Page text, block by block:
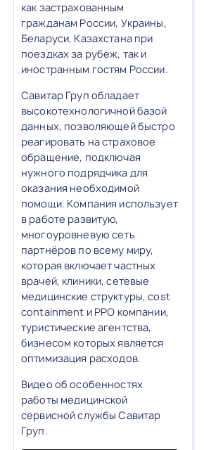
как застрахованным
гражданам России, Украины,
Беларуси, Казахстана при
поездках за рубеж, так и
иностранным гостям России.
Савитар Груп обладает
высокотехнологичной базой
данных, позволяющей быстро
реагировать на страховое
обращение, подключая
нужного подрядчика для
оказания необходимой
помощи. Компания использует
в работе развитую,
многоуровневую сеть
партнёров по всему миру,
которая включает частных
врачей, клиники, сетевые
медицинские структуры, cost
containment и PPO компании,
туристические агентства,
бизнесом которых является
оптимизация расходов.
Видео об особенностях
работы медицинской
сервисной службы Савитар
Груп.